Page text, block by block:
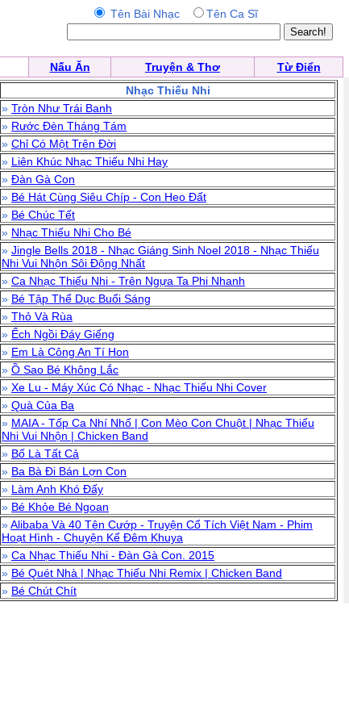
Tên Bài Nhạc Tên Ca Sĩ
Nấu Ăn Truyện & Thơ
Từ Điển
Nhạc Thiếu Nhi
» Tròn Như Trái Banh
» Rước Đèn Tháng Tám
» Chỉ Có Một Trên Đời
» Liên Khúc Nhạc Thiếu Nhi Hay
» Đàn Gà Con
» Bé Hát Cùng Siêu Chíp - Con Heo Đất
» Bé Chúc Tết
» Nhạc Thiếu Nhi Cho Bé
» Jingle Bells 2018 - Nhạc Giáng Sinh Noel 2018 - Nhạc Thiếu
Nhi Vui Nhộn Sôi Động Nhất
» Ca Nhạc Thiếu Nhi - Trên Ngựa Ta Phi Nhanh
» Bé Tập Thể Dục Buổi Sáng
» Thỏ Và Rùa
» Ếch Ngồi Đáy Giếng
» Em Là Công An Tí Hon
» Ồ Sao Bé Không Lắc
» Xe Lu - Máy Xúc Có Nhạc - Nhạc Thiếu Nhi Cover
» Quà Của Ba
» MAIA - Tốp Ca Nhí Nhố | Con Mèo Con Chuột | Nhạc Thiếu
Nhi Vui Nhộn | Chicken Band
» Bố Là Tất Cả
» Ba Bà Đi Bán Lợn Con
» Làm Anh Khó Đấy
» Bé Khỏe Bé Ngoan
»Alibaba Và 40 Tên Cướp - Truyện Cổ Tích Việt Nam - Phim
Hoạt Hình - Chuyện Kể Đêm Khuya
» Ca Nhạc Thiếu Nhi - Đàn Gà Con. 2015
» Bé Quét Nhà | Nhạc Thiếu Nhi Remix | Chicken Band
» Bé Chút Chít